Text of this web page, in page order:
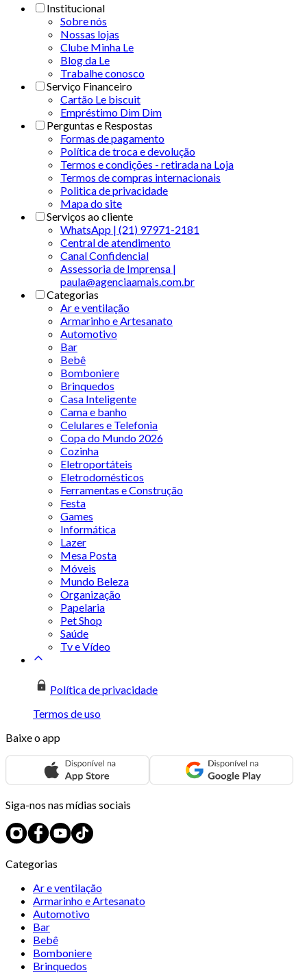
Institucional
Sobre nós
Nossas lojas
Clube Minha Le
Blog da Le
Trabalhe conosco
Serviço Financeiro
Cartão Le biscuit
Empréstimo Dim Dim
Perguntas e Respostas
Formas de pagamento
Política de troca e devolução
Termos e condições - retirada na Loja
Termos de compras internacionais
Politica de privacidade
Mapa do site
Serviços ao cliente
WhatsApp | (21) 97971-2181
Central de atendimento
Canal Confidencial
Assessoria de Imprensa |
paula@agenciaamais.com.br
Categorias
Ar e ventilação
Armarinho e Artesanato
Automotivo
Bar
Bebê
Bomboniere
Brinquedos
Casa Inteligente
Cama e banho
Celulares e Telefonia
Copa do Mundo 2026
Cozinha
Eletroportáteis
Eletrodomésticos
Ferramentas e Construção
Festa
Games
Informática
Lazer
Mesa Posta
Móveis
Mundo Beleza
Organização
Papelaria
Pet Shop
Saúde
Tv e Vídeo
Política de privacidade
Termos de uso
Baixe o app
Siga-nos nas mídias sociais
Categorias
Ar e ventilação
Armarinho e Artesanato
Automotivo
Bar
Bebê
Bomboniere
Brinquedos